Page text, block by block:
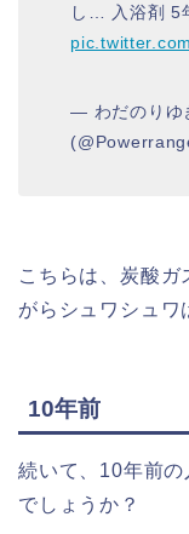
し… 入浴剤 5
— わだのり
こちらは、炭酸ガ
がらシュワシュワ
10年前
続いて、10年前
でしょうか？